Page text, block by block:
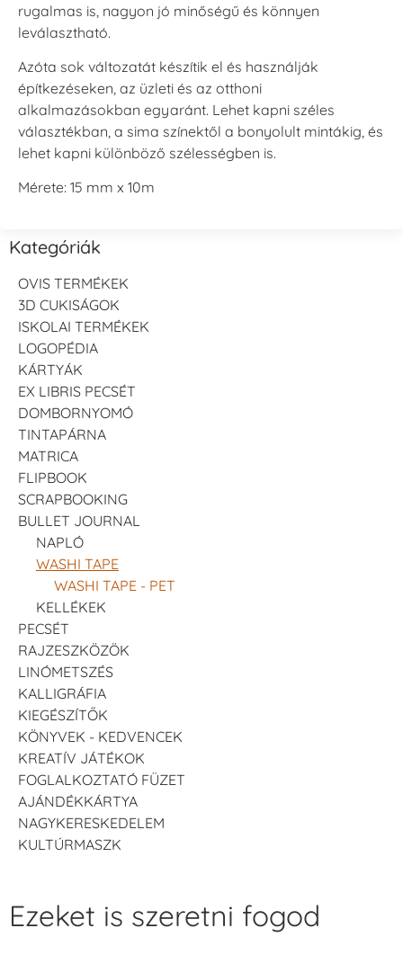
rugalmas is, nagyon jó minőségű és könnyen
leválasztható.
Azóta sok változatát készítik el és használják
építkezéseken, az üzleti és az otthoni
alkalmazásokban egyaránt. Lehet kapni széles
választékban, a sima színektől a bonyolult mintákig, és
lehet kapni különböző szélességben is.
Mérete: 15 mm x 10m
Kategóriák
OVIS TERMÉKEK
3D CUKISÁGOK
ISKOLAI TERMÉKEK
LOGOPÉDIA
KÁRTYÁK
EX LIBRIS PECSÉT
DOMBORNYOMÓ
TINTAPÁRNA
MATRICA
FLIPBOOK
SCRAPBOOKING
BULLET JOURNAL
NAPLÓ
WASHI TAPE
WASHI TAPE - PET
KELLÉKEK
PECSÉT
RAJZESZKÖZÖK
LINÓMETSZÉS
KALLIGRÁFIA
KIEGÉSZÍTŐK
KÖNYVEK - KEDVENCEK
KREATÍV JÁTÉKOK
FOGLALKOZTATÓ FÜZET
AJÁNDÉKKÁRTYA
NAGYKERESKEDELEM
KULTÚRMASZK
Ezeket is szeretni fogod